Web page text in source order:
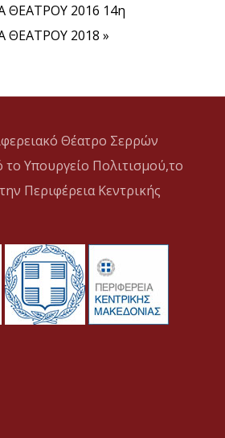
ΘΕΑΤΡΟΥ 2016 14η
2018 »
Θέατρο Σερρών
το Υπουργείο Πολιτισμού,το
Περιφέρεια Κεντρικής